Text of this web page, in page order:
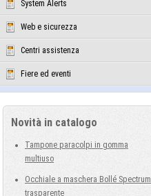
System Alerts
Web e sicurezza
Centri assistenza
Fiere ed eventi
Novità in catalogo
Tampone paracolpi in gomma
multiuso
Occhiale a maschera Bollé Spectrum
trasparente